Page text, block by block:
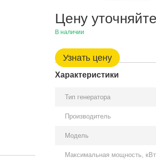
Цену уточняйте
В наличии
Узнать цену
Характеристики
Тип генератора
Производитель
Модель
Максимальная мощность, кВт